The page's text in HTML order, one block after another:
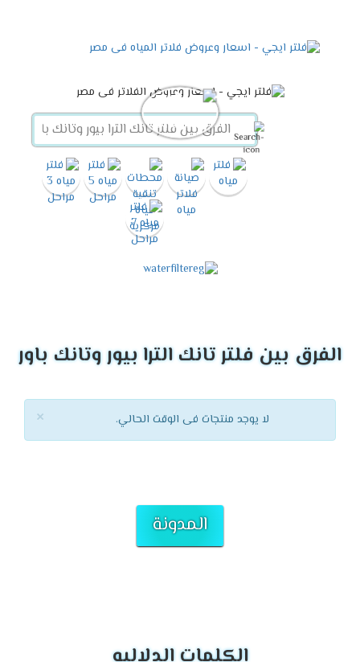
الفرق بين فلتر تانك الترا بيور وتانك باور
× لا يوجد منتجات فى الوقت الحالي.
المدونة